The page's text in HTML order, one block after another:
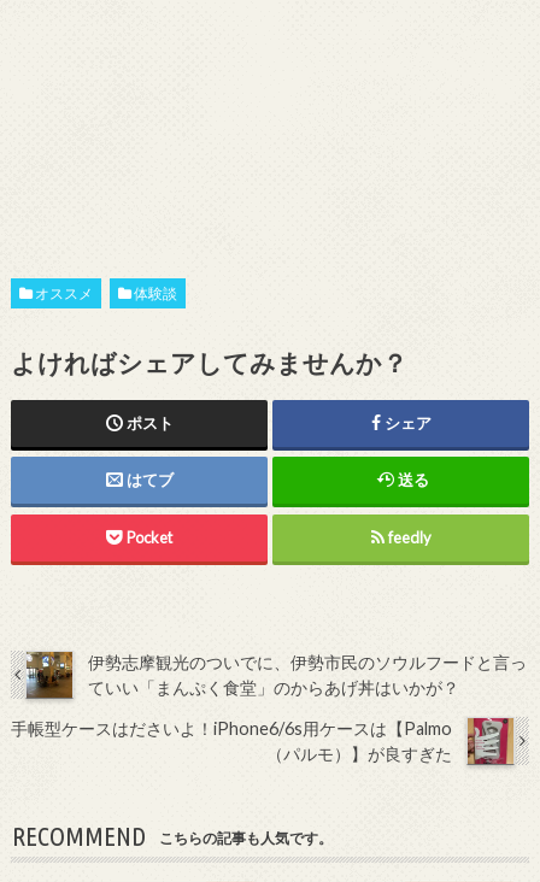
オススメ 体験談
よければシェアしてみませんか？
ポスト シェア
はてブ 送る
Pocket feedly
伊勢志摩観光のついでに、伊勢市民のソウルフードと言っ
ていい「まんぷく食堂」のからあげ丼はいかが？
手帳型ケースはださいよ！iPhone6/6s用ケースは【Palmo
（パルモ）】が良すぎた
RECOMMEND こちらの記事も人気です。